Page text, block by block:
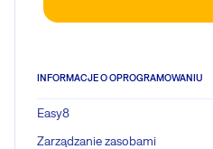
INFORMACJE O OPROGRAMOWANIU
Easy8
Zarządzanie zasobami